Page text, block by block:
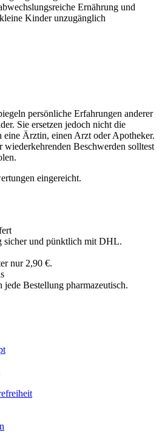
Ernährung und
Kinder unzugänglich
persönliche Erfahrungen anderer
Sie ersetzen jedoch nicht die
Ärztin, einen Arzt oder Apotheker.
wiederkehrenden Beschwerden solltest
eingereicht.
sicher und pünktlich mit DHL.
nur 2,90 €.
jede Bestellung pharmazeutisch.